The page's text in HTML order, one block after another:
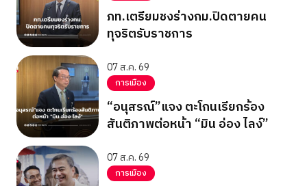
ภท.เตรียมชงร่างกม.ปิดตายคน
ทุจริตรับราชการ
07 ส.ค. 69
การเมือง
“อนุสรณ์”แจง ตะโกนเรียกร้อง
สันติภาพต่อหน้า “มิน อ่อง ไลง์”
07 ส.ค. 69
การเมือง